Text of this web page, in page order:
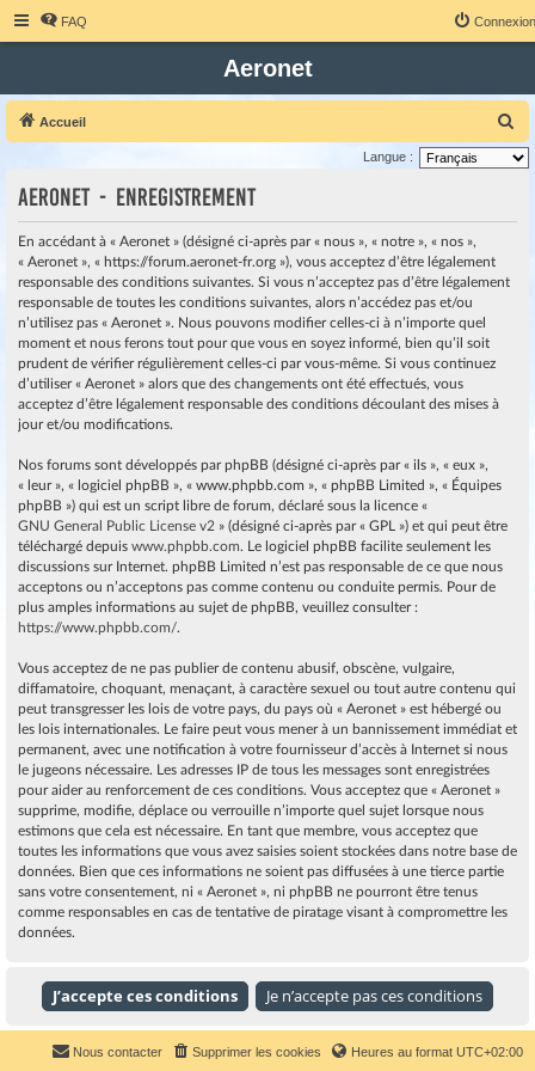
FAQ Connexion
Aeronet
Accueil
e
Langue :
Aeronet - Enregistrement
En accédant à « Aeronet » (désigné ci-après par « nous », « notre », « nos »,
« Aeronet », « https://forum.aeronet-fr.org »), vous acceptez d’être légalement
responsable des conditions suivantes. Si vous n’acceptez pas d’être légalement
responsable de toutes les conditions suivantes, alors n’accédez pas et/ou
n’utilisez pas « Aeronet ». Nous pouvons modifier celles-ci à n’importe quel
moment et nous ferons tout pour que vous en soyez informé, bien qu’il soit
prudent de vérifier régulièrement celles-ci par vous-même. Si vous continuez
d’utiliser « Aeronet » alors que des changements ont été effectués, vous
acceptez d’être légalement responsable des conditions découlant des mises à
jour et/ou modifications.
Nos forums sont développés par phpBB (désigné ci-après par « ils », « eux »,
« leur », « logiciel phpBB », « www.phpbb.com », « phpBB Limited », « Équipes
phpBB ») qui est un script libre de forum, déclaré sous la licence «
GNU General Public License v2 » (désigné ci-après par « GPL ») et qui peut être
téléchargé depuis www.phpbb.com. Le logiciel phpBB facilite seulement les
discussions sur Internet. phpBB Limited n’est pas responsable de ce que nous
acceptons ou n’acceptons pas comme contenu ou conduite permis. Pour de
plus amples informations au sujet de phpBB, veuillez consulter :
https://www.phpbb.com/.
Vous acceptez de ne pas publier de contenu abusif, obscène, vulgaire,
diffamatoire, choquant, menaçant, à caractère sexuel ou tout autre contenu qui
peut transgresser les lois de votre pays, du pays où « Aeronet » est hébergé ou
les lois internationales. Le faire peut vous mener à un bannissement immédiat et
permanent, avec une notification à votre fournisseur d’accès à Internet si nous
le jugeons nécessaire. Les adresses IP de tous les messages sont enregistrées
pour aider au renforcement de ces conditions. Vous acceptez que « Aeronet »
supprime, modifie, déplace ou verrouille n’importe quel sujet lorsque nous
estimons que cela est nécessaire. En tant que membre, vous acceptez que
toutes les informations que vous avez saisies soient stockées dans notre base de
données. Bien que ces informations ne soient pas diffusées à une tierce partie
sans votre consentement, ni « Aeronet », ni phpBB ne pourront être tenus
comme responsables en cas de tentative de piratage visant à compromettre les
données.
Heures au format UTC+02:00
Supprimer les cookies
Nous contacter